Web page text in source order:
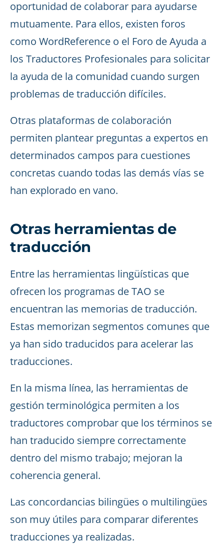
oportunidad de colaborar para ayudarse
mutuamente. Para ellos, existen foros
como WordReference o el Foro de Ayuda a
los Traductores Profesionales para solicitar
la ayuda de la comunidad cuando surgen
problemas de traducción difíciles.
Otras plataformas de colaboración
permiten plantear preguntas a expertos en
determinados campos para cuestiones
concretas cuando todas las demás vías se
han explorado en vano.
Otras herramientas de
traducción
Entre las herramientas lingüísticas que
ofrecen los programas de TAO se
encuentran las memorias de traducción.
Estas memorizan segmentos comunes que
ya han sido traducidos para acelerar las
traducciones.
En la misma línea, las herramientas de
gestión terminológica permiten a los
traductores comprobar que los términos se
han traducido siempre correctamente
dentro del mismo trabajo; mejoran la
coherencia general.
Las concordancias bilingües o multilingües
son muy útiles para comparar diferentes
traducciones ya realizadas.